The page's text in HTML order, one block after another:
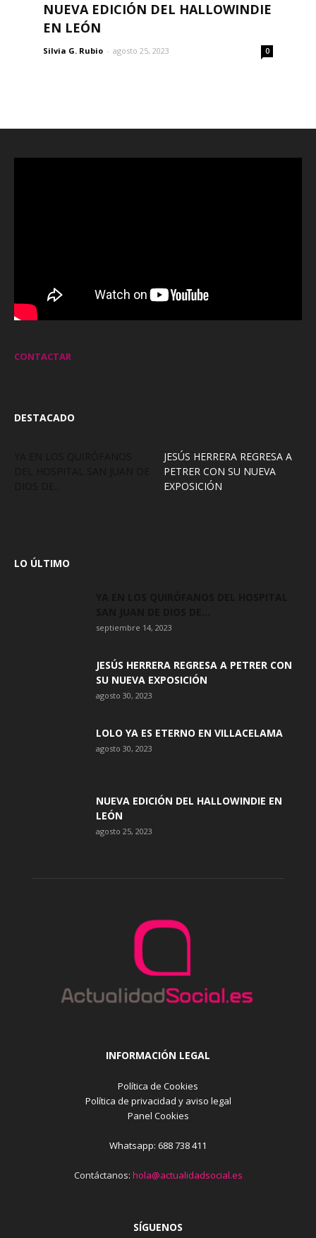
NUEVA EDICIÓN DEL HALLOWINDIE
EN LEÓN
Silvia G. Rubio - agosto 25, 2023 0
CONTACTAR
DESTACADO
JESÚS HERRERA REGRESA A
PETRER CON SU NUEVA
EXPOSICIÓN
LO ÚLTIMO
septiembre 14, 2023
JESÚS HERRERA REGRESA A PETRER CON
SU NUEVA EXPOSICIÓN
agosto 30, 2023
LOLO YA ES ETERNO EN VILLACELAMA
agosto 30, 2023
NUEVA EDICIÓN DEL HALLOWINDIE EN
LEÓN
agosto 25, 2023
INFORMACIÓN LEGAL
Política de Cookies
Política de privacidad y aviso legal
Panel Cookies
Whatsapp: 688 738 411
Contáctanos: hola@actualidadsocial.es
SÍGUENOS